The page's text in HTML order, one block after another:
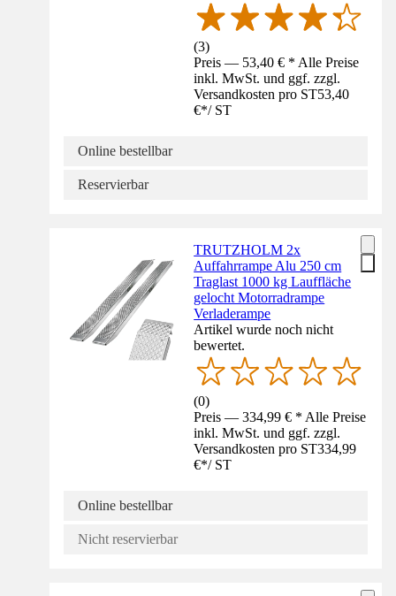
(3)
Preis — 53,40 € * Alle Preise
inkl. MwSt. und ggf. zzgl.
Versandkosten pro ST53,40
€*/ ST
Online bestellbar
Reservierbar
TRUTZHOLM 2x
Auffahrrampe Alu 250 cm
Traglast 1000 kg Lauffläche
gelocht Motorradrampe
Verladerampe
Artikel wurde noch nicht
bewertet.
(0)
Preis — 334,99 € * Alle Preise
inkl. MwSt. und ggf. zzgl.
Versandkosten pro ST334,99
€*/ ST
Online bestellbar
Nicht reservierbar